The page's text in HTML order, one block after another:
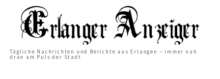
Tägliche Nachrichten und Berichte aus Erlangen – immer nah
dran am Puls der Stadt